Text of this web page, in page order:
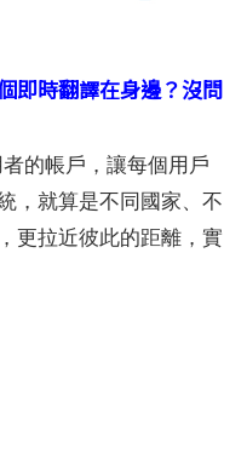
即時翻譯在身邊？沒問
的帳戶，讓每個用戶
，就算是不同國家、不
更拉近彼此的距離，實